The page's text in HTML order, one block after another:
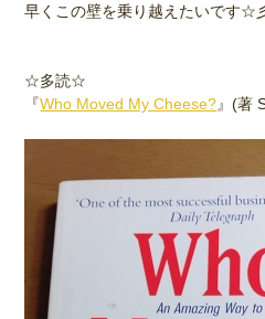
早くこの壁を乗り越えたいです☆
☆多読☆
『Who Moved My Cheese?』(著